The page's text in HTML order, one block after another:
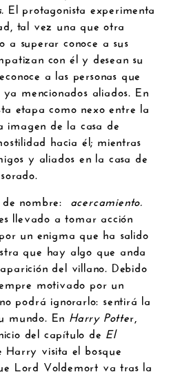
El protagonista experimenta
tal vez una que otra
a superar conoce a sus
con él y desean su
a las personas que
mencionados aliados. En
etapa como nexo entre la
de la casa de
hacia él; mientras
y aliados en la casa de
nombre: acercamiento.
llevado a tomar acción
un enigma que ha salido
que hay algo que anda
del villano. Debido
motivado por un
podrá ignorarlo: sentirá la
mundo. En Harry Potter,
del capítulo de El
Harry visita el bosque
Lord Voldemort va tras la